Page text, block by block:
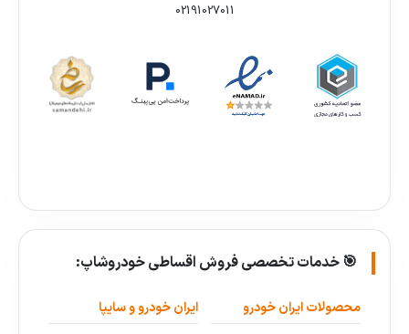
02191027011
🎯 خدمات تخصصی فروش اقساطی خودروشاپ:
محصولات ایران خودرو ایران خودرو و سایپا